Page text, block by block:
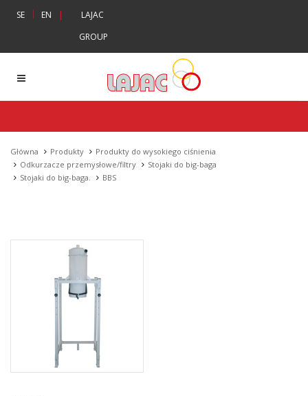
SE | EN |
LAJAC
GROUP
Główna Produkty
Produkty do wysokiego ciśnienia
Odkurzacze przemysłowe/filtry
Stojaki do big-baga
Stojaki do big-baga.
BBS